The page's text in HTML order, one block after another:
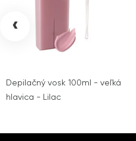
Depilačný vosk 100ml - veľká
hlavica - Lilac
‹